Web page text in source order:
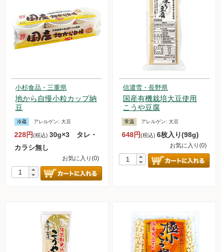
小杉食品・三重県
地から自慢小粒カップ納
豆
冷蔵 アレルゲン: 大豆
228円(税込) 30g×3 タレ・
カラシ無し
お気に入り(0)
信濃雪・長野県
国産有機栽培大豆使用
こうや豆腐
常温 アレルゲン:大豆
648円(税込)6枚入り(98g)
お気に入り(0)